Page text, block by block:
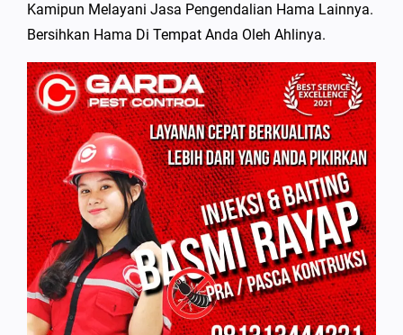
Kamipun Melayani Jasa Pengendalian Hama Lainnya.
Bersihkan Hama Di Tempat Anda Oleh Ahlinya.